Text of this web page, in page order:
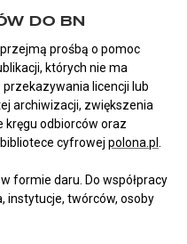
DO BN
prośbą o pomoc
których nie ma
licencji lub
archiwizacji, zwiększenia
kręgu odbiorców oraz
cyfrowej polona.pl
formie daru. Do współpracy
instytucje, twórców, osoby